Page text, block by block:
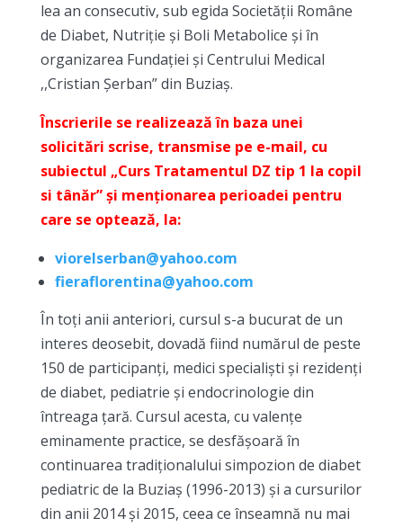
lea an consecutiv, sub egida Societății Române
de Diabet, Nutriție și Boli Metabolice și în
organizarea Fundației și Centrului Medical
,,Cristian Șerban” din Buziaș.
Înscrierile se realizează în baza unei
solicitări scrise, transmise pe e-mail, cu
subiectul „Curs Tratamentul DZ tip 1 la copil
si tânăr” și menționarea perioadei pentru
care se optează, la:
viorelserban@yahoo.com
fieraflorentina@yahoo.com
În toți anii anteriori, cursul s-a bucurat de un
interes deosebit, dovadă fiind numărul de peste
150 de participanți, medici specialiști și rezidenți
de diabet, pediatrie și endocrinologie din
întreaga țară. Cursul acesta, cu valențe
eminamente practice, se desfășoară în
continuarea tradiționalului simpozion de diabet
pediatric de la Buziaș (1996-2013) și a cursurilor
din anii 2014 și 2015, ceea ce înseamnă nu mai